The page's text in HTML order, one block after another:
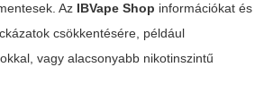
Az IBVape Shop információkat és
csökkentésére, például
vagy alacsonyabb nikotinszintű